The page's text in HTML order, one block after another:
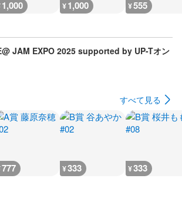
1,000 ¥1,000 ¥555
JAM EXPO 2025 supported by UP-Tオン
すべて見る
777 ¥333 ¥333